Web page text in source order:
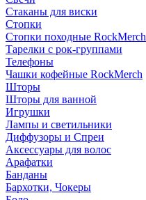
Стаканы для виски
Стопки
Стопки походные RockMerch
Тарелки с рок-группами
Телефоны
Чашки кофейные RockMerch
Шторы
Шторы для ванной
Игрушки
Лампы и светильники
Диффузоры и Спреи
Аксессуары для волос
Арафатки
Банданы
Бархотки, Чокеры